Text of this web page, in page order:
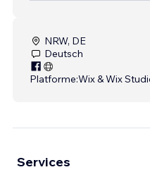
NRW, DE
Deutsch
Platforme:Wix & Wix
Services